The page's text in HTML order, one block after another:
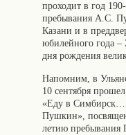
проходит в год
пребывания А.С.
Казани и в
юбилейного года –
дня рождения
Напомним, в
10 сентября
«Еду в
Пушкин»,
летию пребывания